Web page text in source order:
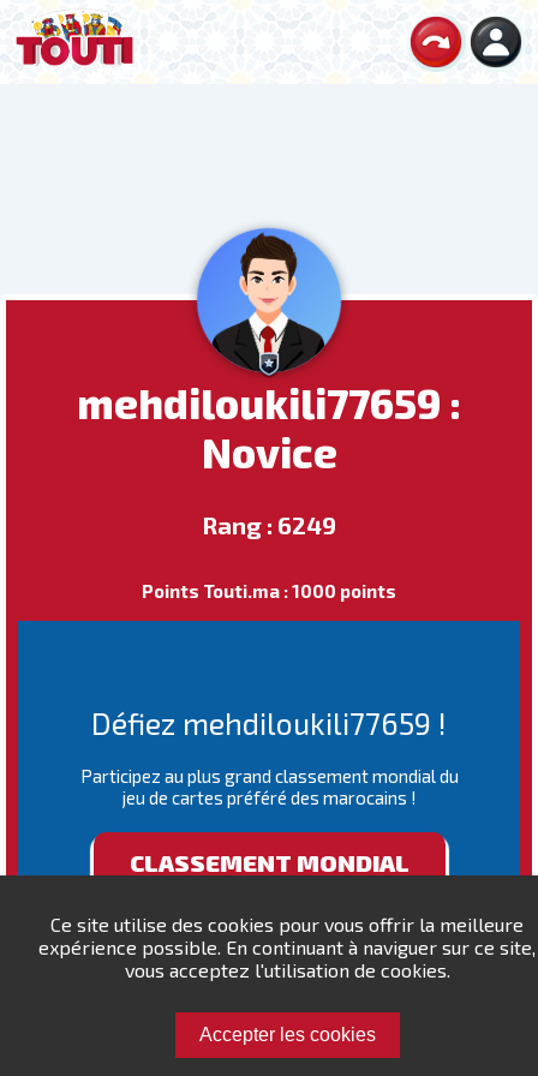
Ce site utilise des cookies pour vous offrir la meilleure
expérience possible. En continuant à naviguer sur ce site,
vous acceptez l'utilisation de cookies.
Accepter les cookies
mehdiloukili77659 :
Novice
Rang : 6249
Points Touti.ma : 1000 points
Défiez mehdiloukili77659 !
Participez au plus grand classement mondial du
jeu de cartes préféré des marocains !
CLASSEMENT MONDIAL